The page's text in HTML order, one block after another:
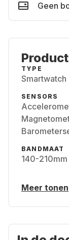
Geen
TYPE
Smartwatch
SENSORS
BANDMAAT
140-210mm
Meer tonen